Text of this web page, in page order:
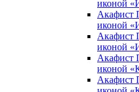
иконой
Акафист
иконой
Акафист
иконой
Акафист
иконой
Акафист